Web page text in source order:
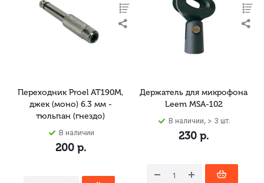
Переходник Proel AT190M,
джек (моно) 6.3 мм -
тюльпан (гнездо)
В наличии
200р.
Держатель для микрофона
Leem MSA-102
В наличии, > 3 шт.
230 р.